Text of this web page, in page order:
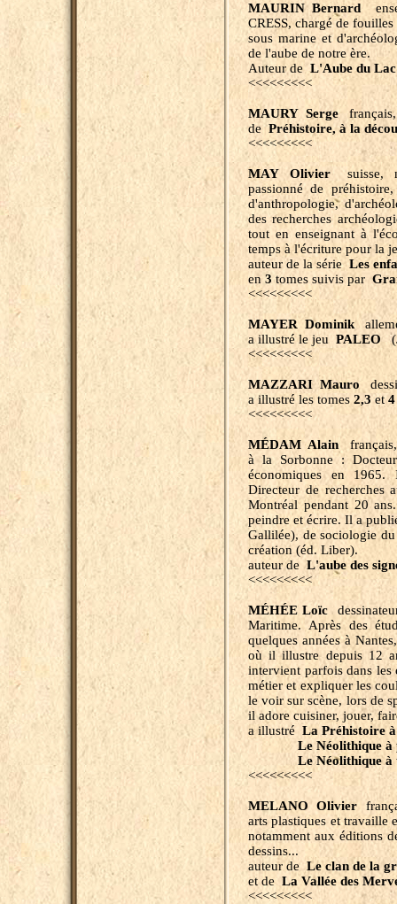
MAURIN Bernard
CRESS, chargé de
sous marine et
de l'aube de notre ère.
Auteur deL'Aube du Lac
<<<<<<<<<
MAURY Serge
de Préhistoire, à la
<<<<<<<<<
MAY Olivier suisse,
passionné de
d'anthropologie,
des recherches
tout en enseignant à
temps à l'écriture pour la
auteur de la série Les
en 3tomes suivis par
<<<<<<<<<
MAYER Dominik
a illustré le jeu PALEO
<<<<<<<<<
MAZZARI Mauro
a illustré les tomes 2,3et 4
<<<<<<<<<
MÉDAM Alain
à la Sorbonne :
économiques en
Directeur de recherches
Montréal pendant 20
peindre et écrire. Il a
Gallilée), de sociologie
création (éd. Liber).
auteur deL'aube des
<<<<<<<<<
MÉHÉE Loïc
Maritime. Après des
quelques années à
où il illustre depuis 12
intervient parfois dans les
métier et expliquer les
le voir sur scène, lors de
il adore cuisiner, jouer,
a illustré La Préhistoire
Le Néolithique à
Le Néolithique à
<<<<<<<<<
MELANO Olivier
arts plastiques et travaille
notamment aux éditions
dessins...
auteur deLe clan de la
et de La Vallée des
<<<<<<<<<